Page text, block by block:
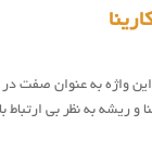
واژه به عنوان صفت
و ریشه به نظر بی ارتباط